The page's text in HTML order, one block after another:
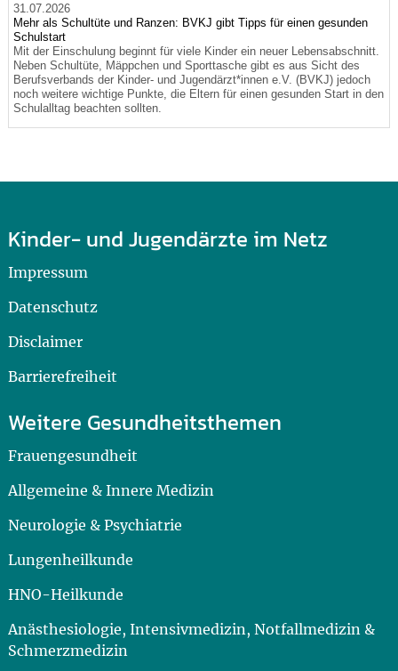
31.07.2026
Mehr als Schultüte und Ranzen: BVKJ gibt Tipps für einen gesunden
Schulstart
Mit der Einschulung beginnt für viele Kinder ein neuer Lebensabschnitt.
Neben Schultüte, Mäppchen und Sporttasche gibt es aus Sicht des
Berufsverbands der Kinder- und Jugendärzt*innen e.V. (BVKJ) jedoch
noch weitere wichtige Punkte, die Eltern für einen gesunden Start in den
Schulalltag beachten sollten.
Kinder- und Jugendärzte im Netz
Impressum
Datenschutz
Disclaimer
Barrierefreiheit
Weitere Gesundheitsthemen
Frauengesundheit
Allgemeine & Innere Medizin
Neurologie & Psychiatrie
Lungenheilkunde
HNO-Heilkunde
Anästhesiologie, Intensivmedizin, Notfallmedizin &
Schmerzmedizin